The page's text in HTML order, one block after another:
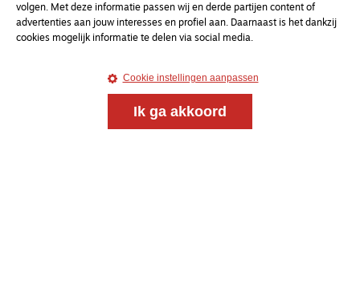
volgen. Met deze informatie passen wij en derde partijen content of
advertenties aan jouw interesses en profiel aan. Daarnaast is het dankzij
cookies mogelijk informatie te delen via social media.
Cookie instellingen aanpassen
Ik ga akkoord